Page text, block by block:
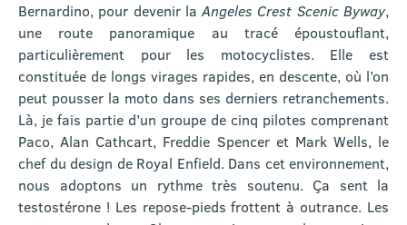
Bernardino, pour devenir laAngeles Crest Scenic Byway,
une route panoramique au tracé époustouflant,
particulièrement pour les motocyclistes. Elle est
constituée de longs virages rapides, en descente, où l’on
peut pousser la moto dans ses derniers retranchements.
Là, je fais partie d’un groupe de cinq pilotes comprenant
Paco, Alan Cathcart, Freddie Spencer et Mark Wells, le
chef du design de Royal Enfield. Dans cet environnement,
nous adoptons un rythme très soutenu. Ça sent la
testostérone ! Les repose-pieds frottent à outrance. Les